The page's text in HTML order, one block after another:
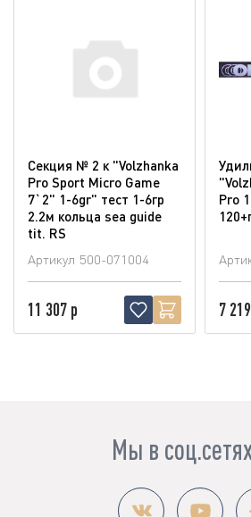
Секция № 2 к "Volzhanka
Pro Sport Micro Game
7`2" 1-6gr" тест 1-6гр
2.2м кольца sea guide
tit. RS
Артикул 500-071004
11 307 р
Pro
7
Мы в